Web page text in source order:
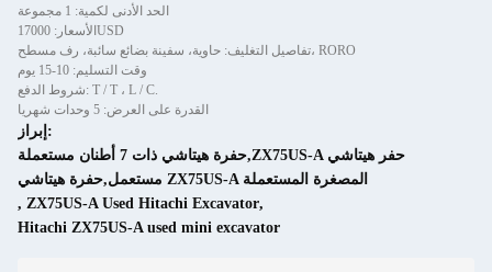
الحد الأدنى لكمية: 1 مجموعة
الأسعار: 17000USD
تفاصيل التغليف: حاوية، سفينة بضائع سائبة، رف مسطح، RORO
وقت التسليم: 10-15 يوم
شروط الدفع: T / T ، L / C.
القدرة على العرض: 5 وحدات شهريا
إبراز:
حفرة هيتاشي ذات 7 أطنان مستعملة,ZX75US-A حفر هيتاشي
مستعمل,حفرة هيتاشي ZX75US-A المصغرة المستعملة
, ZX75US-A Used Hitachi Excavator,
Hitachi ZX75US-A used mini excavator